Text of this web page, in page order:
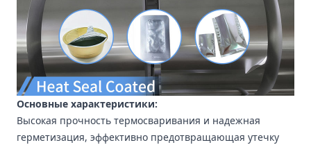
Основные характеристики:
Высокая прочность термосваривания и надежная
герметизация, эффективно предотвращающая утечку